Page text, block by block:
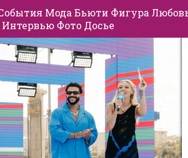
Мода Бьюти Фигура
Интервью Фото Досье